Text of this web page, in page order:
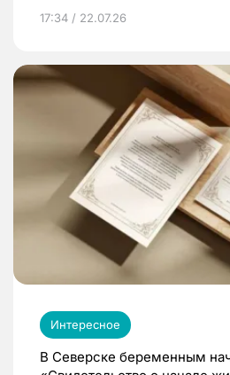
17:34 / 22.07.26
Интересное
В Северске беременным